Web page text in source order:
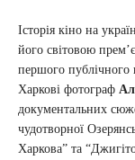
Історія кіно на
його світовою
першого публічного
Харкові фотограф
документальних
чудотворної
Харкова” та